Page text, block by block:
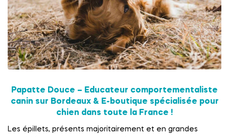
Papatte Douce – Educateur comportementaliste
canin sur Bordeaux & E-boutique spécialisée pour
chien dans toute la France !
Les épillets, présents majoritairement et en grandes